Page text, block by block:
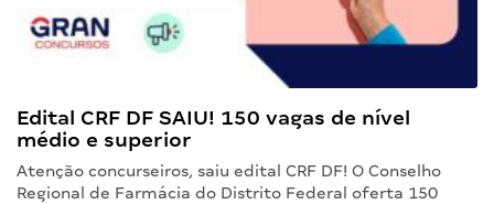
Edital CRF DF SAIU! 150 vagas de nível
médio e superior
Atenção concurseiros, saiu edital CRF DF! O Conselho
Regional de Farmácia do Distrito Federal oferta 150